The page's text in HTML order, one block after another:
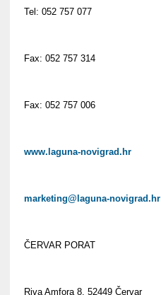
Tel: 052 757 077
Fax: 052 757 314
Fax: 052 757 006
www.laguna-novigrad.hr
marketing@laguna-novigrad.hr
ČERVAR PORAT
Riva Amfora 8, 52449 Červar